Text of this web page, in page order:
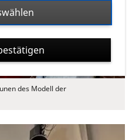
des Modell der